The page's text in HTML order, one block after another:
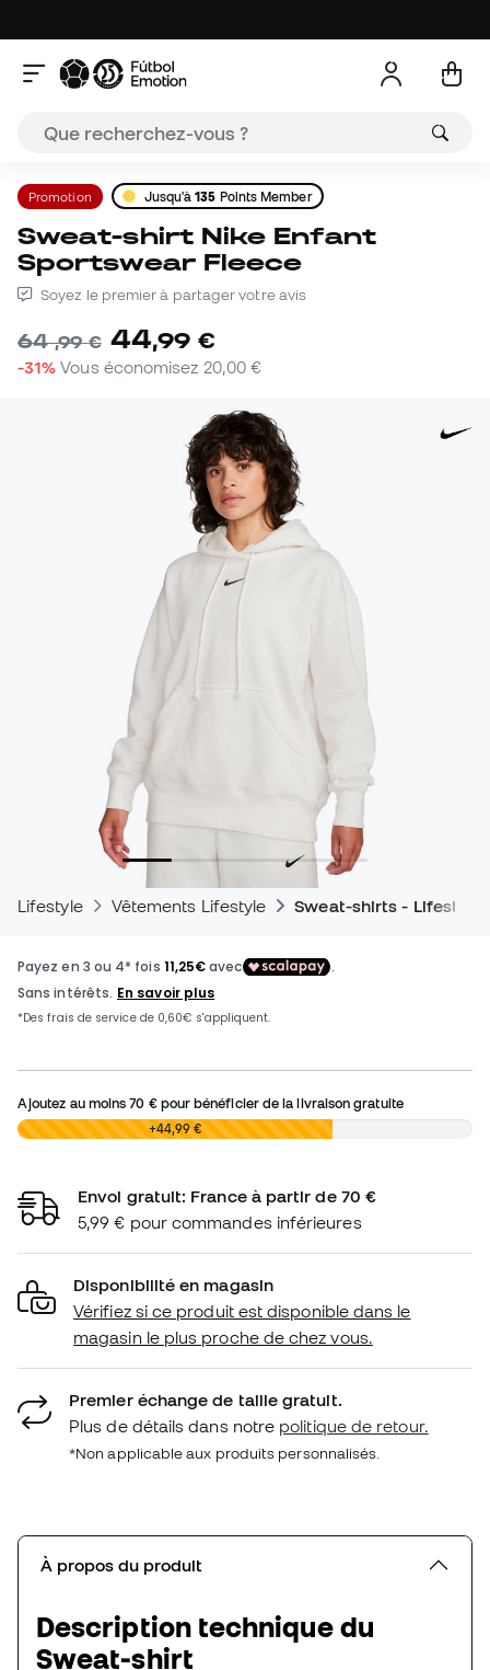
Promotion Jusqu'à135 Points Member
Sweat-shirt Nike Enfant
Sportswear Fleece
Soyez le premier à partager votre avis
64,99 € 44,99 €
-31% Vous économisez 20,00 €
Lifestyle Vêtements Lifestyle Sweat-shirts - Lifestyle
Ajoutez au moins70 €pour bénéficier de la livraison gratuite
0,00 € +44,99 €
Envoi gratuit: France à partir de 70 €
5,99 € pour commandes inférieures
Disponibilité en magasin
Vérifiez si ce produit est disponible dans le
magasin le plus proche de chez vous.
Premier échange de taille gratuit.
Plus de détails dans notre politique de retour.
*Non applicable aux produits personnalisés.
À propos du produit
Description technique du
Sweat-shirt